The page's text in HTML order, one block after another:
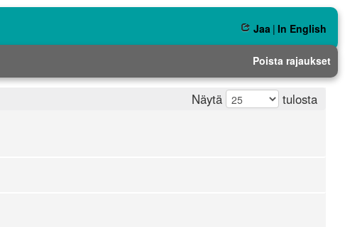
Jaa | In English
Poista rajaukset
Näytä tulosta